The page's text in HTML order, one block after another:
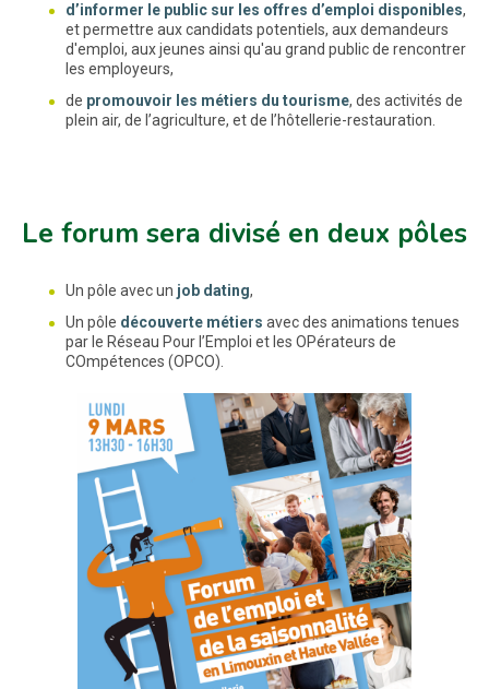
d’informer le public sur les offres d’emploi disponibles,
et permettre aux candidats potentiels, aux demandeurs
d'emploi, aux jeunes ainsi qu'au grand public de rencontrer
les employeurs,
de promouvoir les métiers du tourisme, des activités de
plein air, de l’agriculture, et de l’hôtellerie-restauration.
Le forum sera divisé en deux pôles
Un pôle avec un job dating,
Un pôle découverte métiers avec des animations tenues
par le Réseau Pour l’Emploi et les OPérateurs de
COmpétences (OPCO).